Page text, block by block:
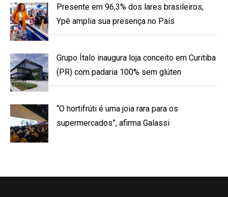
Presente em 96,3% dos lares brasileiros,
Ypê amplia sua presença no País
Grupo Ítalo inaugura loja conceito em Curitiba
(PR) com padaria 100% sem glúten
“O hortifrúti é uma joia rara para os
supermercados”, afirma Galassi